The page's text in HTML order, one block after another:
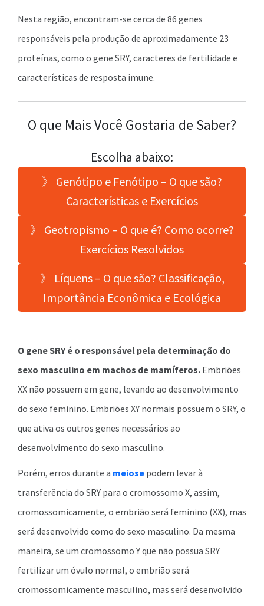
Nesta região, encontram-se cerca de 86 genes
responsáveis pela produção de aproximadamente 23
proteínas, como o gene SRY, caracteres de fertilidade e
características de resposta imune.
O que Mais Você Gostaria de Saber?
Escolha abaixo:
》 Genótipo e Fenótipo – O que são?
Características e Exercícios
》 Geotropismo – O que é? Como ocorre?
Exercícios Resolvidos
》 Líquens – O que são? Classificação,
Importância Econômica e Ecológica
O gene SRY é o responsável pela determinação do
sexo masculino em machos de mamíferos. Embriões
XX não possuem em gene, levando ao desenvolvimento
do sexo feminino. Embriões XY normais possuem o SRY, o
que ativa os outros genes necessários ao
desenvolvimento do sexo masculino.
Porém, erros durante a meiose podem levar à
transferência do SRY para o cromossomo X, assim,
cromossomicamente, o embrião será feminino (XX), mas
será desenvolvido como do sexo masculino. Da mesma
maneira, se um cromossomo Y que não possua SRY
fertilizar um óvulo normal, o embrião será
cromossomicamente masculino, mas será desenvolvido